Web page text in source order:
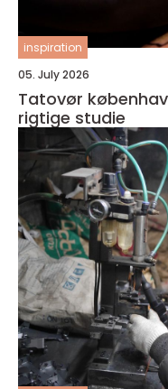
inspiration
05. July 2026
Tatovør københavn sådan finder du
rigtige studie